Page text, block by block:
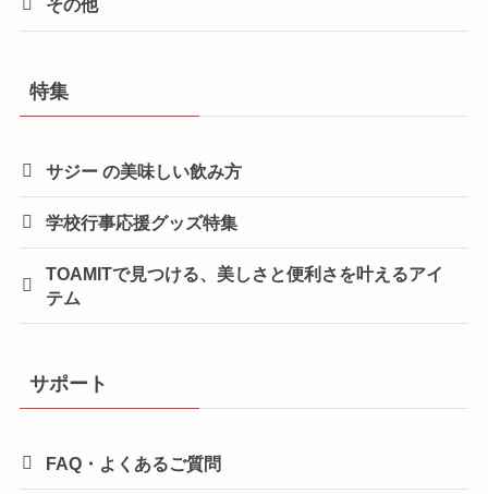
その他
特集
サジー の美味しい飲み方
学校行事応援グッズ特集
TOAMITで見つける、美しさと便利さを叶えるアイ
テム
サポート
FAQ・よくあるご質問